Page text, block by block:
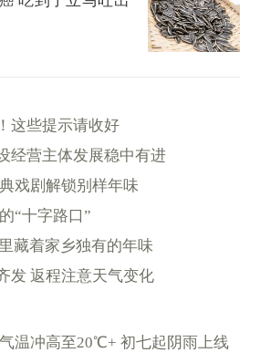
这些提示请收好
经营主体发展稳中有进
戏剧解锁别样年味
“十字路口”
藏着家乡独有的年味
发 返程注意天气变化
温冲高至20℃+ 初七起阴雨上线